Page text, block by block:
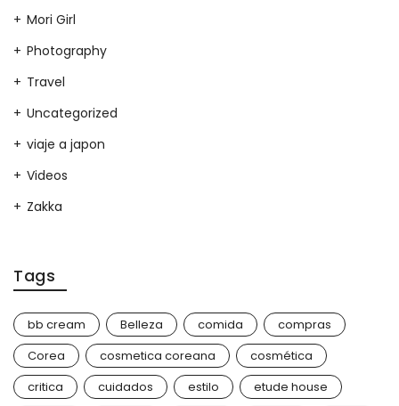
Mori Girl
Photography
Travel
Uncategorized
viaje a japon
Videos
Zakka
Tags
bb cream Belleza comida
compras
Corea
cosmetica coreana
cosmética
critica
cuidados estilo
etude house